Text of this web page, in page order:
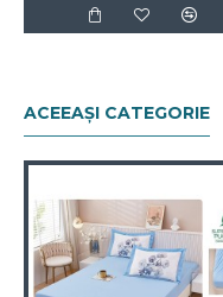
ACEEAȘI CATEGORIE